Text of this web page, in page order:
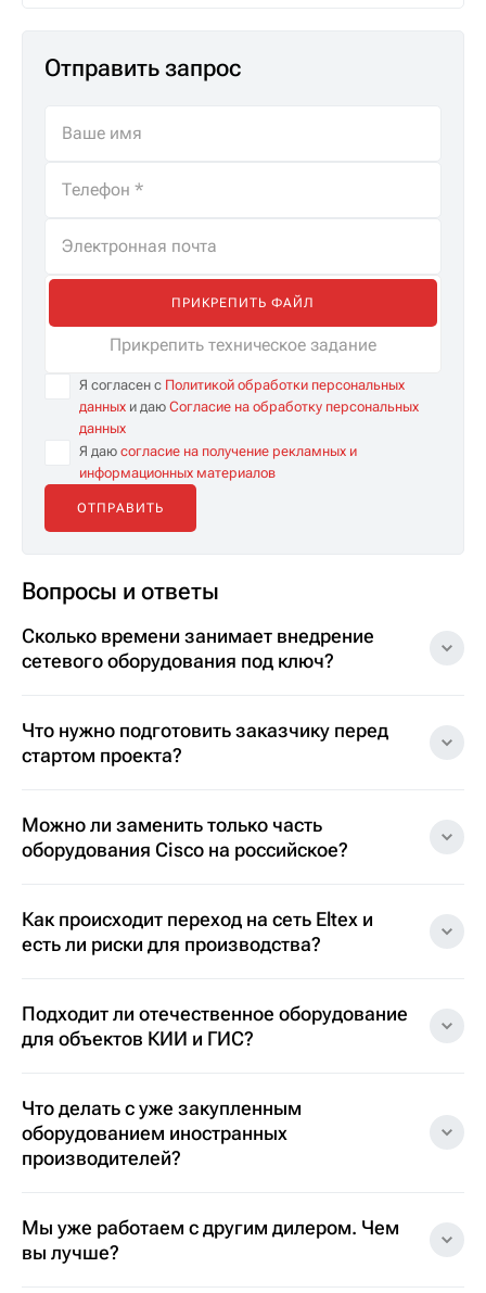
Отправить запрос
ПРИКРЕПИТЬ ФАЙЛ
Прикрепить техническое задание
Я согласен с Политикой обработки персональных
данных и даю Согласие на обработку персональных
данных
Я даю согласие на получение рекламных и
информационных материалов
Вопросы и ответы
Сколько времени занимает внедрение
сетевого оборудования под ключ?
Что нужно подготовить заказчику перед
стартом проекта?
Можно ли заменить только часть
оборудования Cisco на российское?
Как происходит переход на сеть Eltex и
есть ли риски для производства?
Подходит ли отечественное оборудование
для объектов КИИ и ГИС?
Что делать с уже закупленным
оборудованием иностранных
производителей?
Мы уже работаем с другим дилером. Чем
вы лучше?